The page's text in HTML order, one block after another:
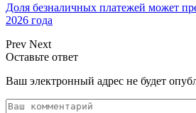
Доля безналичных платежей может
2026 года
Prev Next
Оставьте ответ
Ваш электронный адрес не будет